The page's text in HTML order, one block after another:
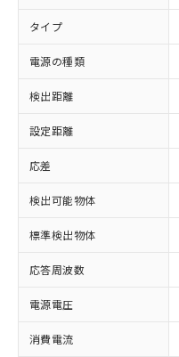
タイプ
電源の種類
検出距離
設定距離
応差
検出可能物体
標準検出物体
応答周波数
電源電圧
消費電流